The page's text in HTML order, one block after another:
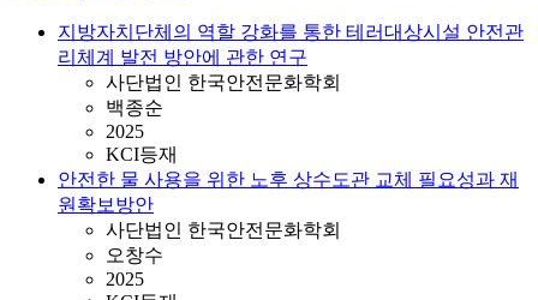
지방자치단체의 역할 강화를 통한 테러대상시설 안전관
리체계 발전 방안에 관한 연구
사단법인 한국안전문화학회
백종순
2025
KCI등재
안전한 물 사용을 위한 노후 상수도관 교체 필요성과 재
원확보방안
사단법인 한국안전문화학회
오창수
2025